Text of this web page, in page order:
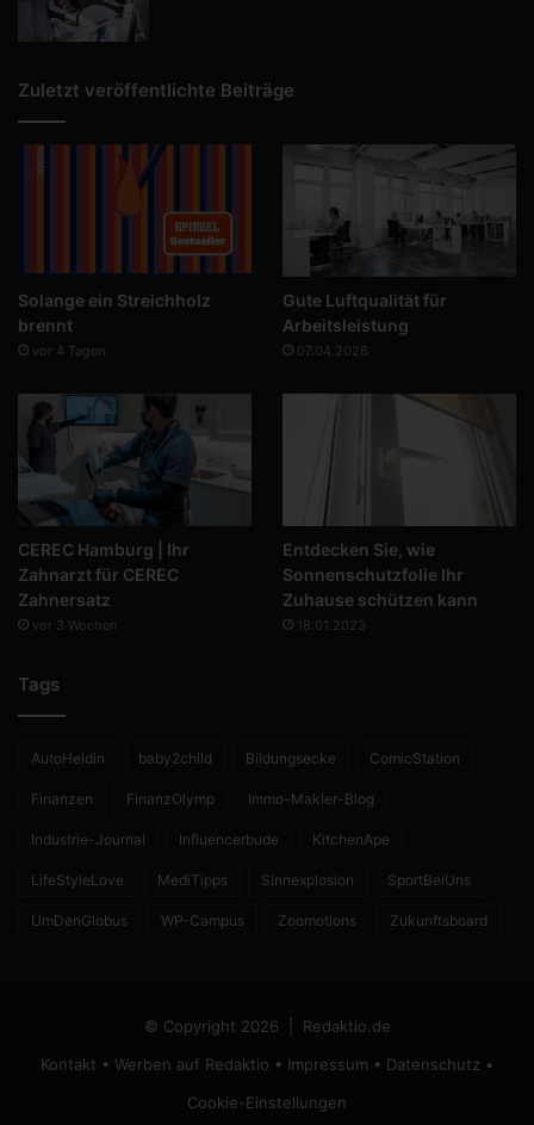
Zuletzt veröffentlichte Beiträge
Solange ein Streichholz
brennt
vor 4 Tagen
Gute Luftqualität für
Arbeitsleistung
07.04.2026
CEREC Hamburg | Ihr
Zahnarzt für CEREC
Zahnersatz
vor 3 Wochen
Entdecken Sie, wie
Sonnenschutzfolie Ihr
Zuhause schützen kann
18.01.2023
Tags
AutoHeldin baby2child Bildungsecke ComicStation
Finanzen FinanzOlymp Immo-Makler-Blog
Industrie-Journal Influencerbude KitchenApe
LifeStyleLove MediTipps Sinnexplosion SportBeiUns
UmDenGlobus WP-Campus Zoomotions Zukunftsboard
© Copyright 2026 | Redaktio.de
Kontakt • Werben auf Redaktio • Impressum • Datenschutz •
Cookie-Einstellungen